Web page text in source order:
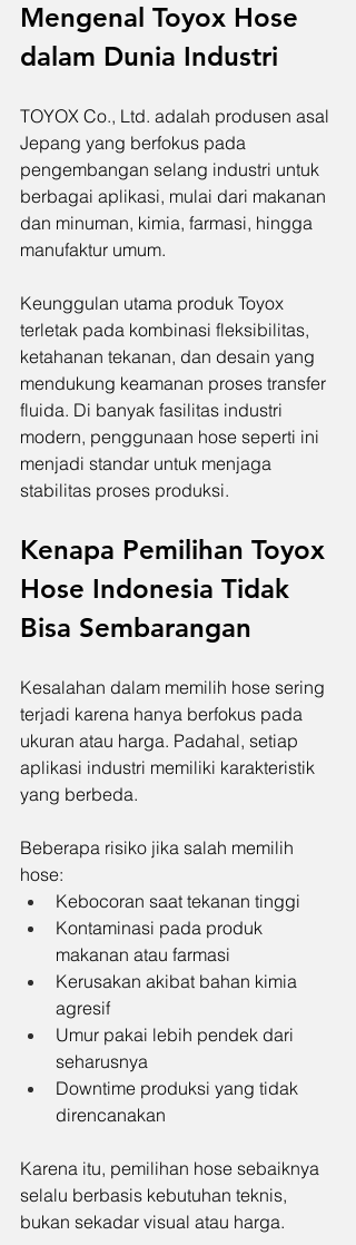
Mengenal Toyox Hose
dalam Dunia Industri
TOYOX Co., Ltd. adalah produsen asal
Jepang yang berfokus pada
pengembangan selang industri untuk
berbagai aplikasi, mulai dari makanan
dan minuman, kimia, farmasi, hingga
manufaktur umum.
Keunggulan utama produk Toyox
terletak pada kombinasi fleksibilitas,
ketahanan tekanan, dan desain yang
mendukung keamanan proses transfer
fluida. Di banyak fasilitas industri
modern, penggunaan hose seperti ini
menjadi standar untuk menjaga
stabilitas proses produksi.
Kenapa Pemilihan Toyox
Hose Indonesia Tidak
Bisa Sembarangan
Kesalahan dalam memilih hose sering
terjadi karena hanya berfokus pada
ukuran atau harga. Padahal, setiap
aplikasi industri memiliki karakteristik
yang berbeda.
Beberapa risiko jika salah memilih
hose:
Kebocoran saat tekanan tinggi
Kontaminasi pada produk
makanan atau farmasi
Kerusakan akibat bahan kimia
agresif
Umur pakai lebih pendek dari
seharusnya
Downtime produksi yang tidak
direncanakan
Karena itu, pemilihan hose sebaiknya
selalu berbasis kebutuhan teknis,
bukan sekadar visual atau harga.